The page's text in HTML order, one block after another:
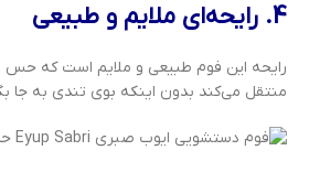
4. رایحه‌ای ملایم و طبیعی
رایحه این فوم طبیعی و ملایم است که حس
منتقل می‌کند بدون اینکه بوی تندی به جا